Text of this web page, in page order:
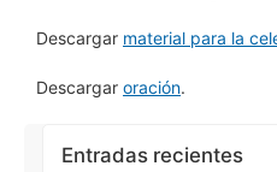
Descargar material para la
Descargar oración.
Entradas recientes